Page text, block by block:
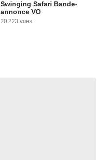
Swinging Safari Bande-
annonce VO
20 223 vues